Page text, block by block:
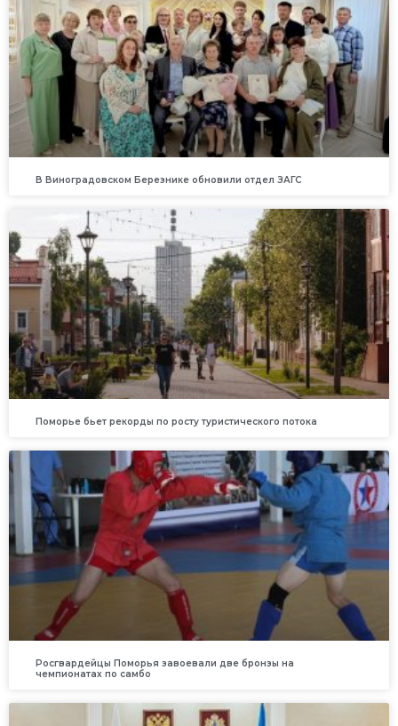
В Виноградовском Березнике обновили отдел ЗАГС
Поморье бьет рекорды по росту туристического потока
Росгвардейцы Поморья завоевали две бронзы на
чемпионатах по самбо